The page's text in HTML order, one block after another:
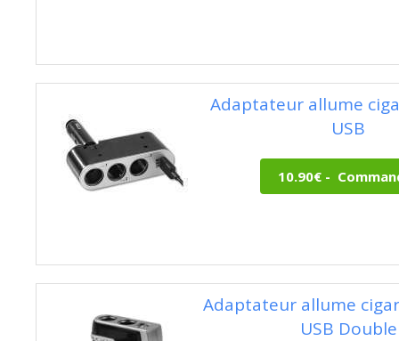
Adaptateur allume
USB
Adaptateur allume
USB Double